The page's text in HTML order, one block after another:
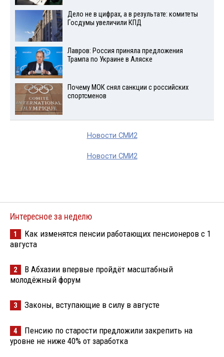
Дело не в цифрах, а в результате: комитеты
Госдумы увеличили КПД
Лавров: Россия приняла предложения
Трампа по Украине в Аляске
Почему МОК снял санкции с российских
спортсменов
Новости СМИ2
Новости СМИ2
Интересное за неделю
1
Как изменятся пенсии работающих пенсионеров с 1
августа
2
В Абхазии впервые пройдёт масштабный
молодёжный форум
3 Законы, вступающие в силу в августе
4
Пенсию по старости предложили закрепить на
уровне не ниже 40% от заработка